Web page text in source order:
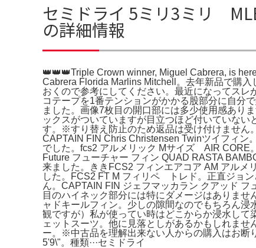
セミドライ 5ミリ3ミリ
の詳細情報
👑👑👑Triple Crown winner, Miguel Cabrera, is
Cabrera Florida Marlins Mitchell。去年新品で購
おくので参考にしてください。最近になってス
コテープを1番テンションがかかる股部分に自分
ました。画像7枚目の開口部には多少使用感あり
ックスがついていますが目立つほど付いていな
す。※すり替え防止のため返品は受け付けません
CAPTAIN FIN Chris Christensen Twinツイフィ
でした。fcs2 アルメリック Mサイズ AIR CORE
Future フューチャー フィン QUAD RASTA
来ました。ききFCS2 フィンエアコア AM アル
した。FCS2 FT M フィリペ トレド。正直ジョ
ん。CAPTAIN FIN ジェフマッカラン クアッド
目のハイネック部分には特にダメージはあり
ャドキールフィン。少しの隙間なのでもちろん
観ですが）私が使ってい時はどこからか浸水し
ェットスーツ。他に見落としがあるかもしれま
ー。※中古品を理解出来ない人からの購入はお断
5'9\"。種類···セミドライ